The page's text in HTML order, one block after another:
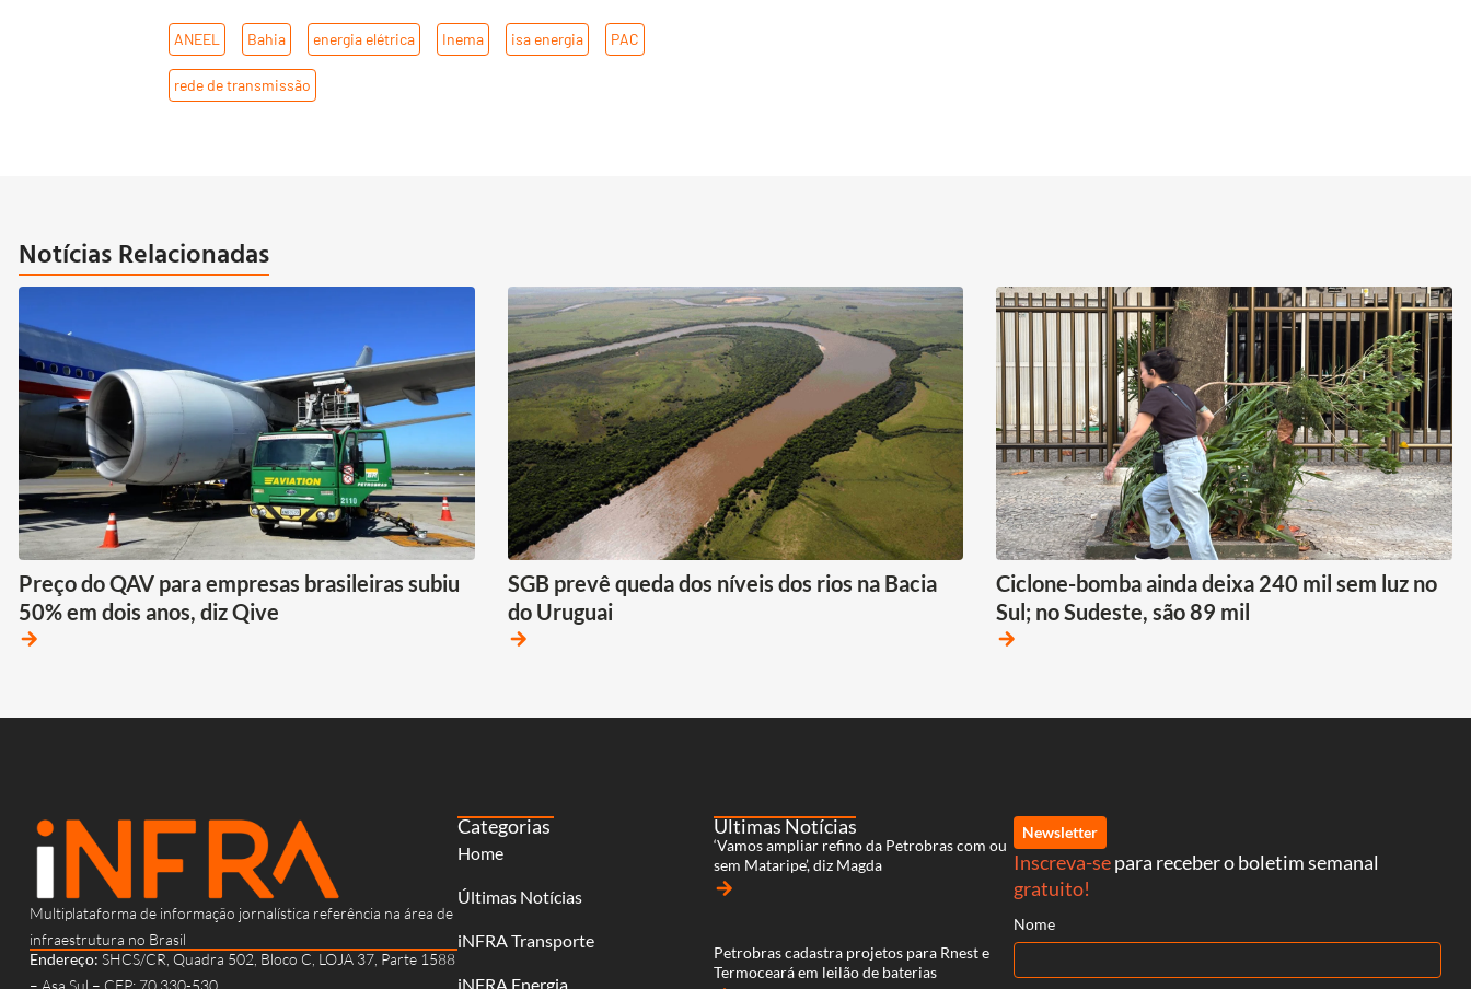
ANEEL Bahia energia elétrica Inema isa energia PAC
rede de transmissão
Notícias Relacionadas
Preço do QAV para empresas brasileiras subiu
50% em dois anos, diz Qive
arrow_forward
SGB prevê queda dos níveis dos rios na Bacia
do Uruguai
arrow_forward
Ciclone-bomba ainda deixa 240 mil sem luz no
Sul; no Sudeste, são 89 mil
arrow_forward
Multiplataforma de informação jornalística referência na área de
infraestrutura no Brasil
Endereço: SHCS/CR, Quadra 502, Bloco C, LOJA 37, Parte 1588
Categorias
Home
Últimas Notícias
iNFRA Transporte
iNFRA Energia
Últimas Notícias
‘Vamos ampliar refino da Petrobras com ou
sem Mataripe’, diz Magda
arrow_forward
Petrobras cadastra projetos para Rnest e
Termoceará em leilão de baterias
Newsletter
Inscreva-separa receber o boletim semanal
gratuito!
Nome